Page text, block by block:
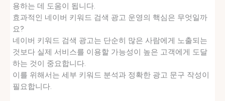
용하는 데 도움이 됩니다.
효과적인 네이버 키워드 검색 광고 운영의 핵심은 무엇일까
요?
네이버 키워드 검색 광고는 단순히 많은 사람에게 노출되는
것보다 실제 서비스를 이용할 가능성이 높은 고객에게 도달
하는 것이 중요합니다.
이를 위해서는 세부 키워드 분석과 정확한 광고 문구 작성이
필요합니다.